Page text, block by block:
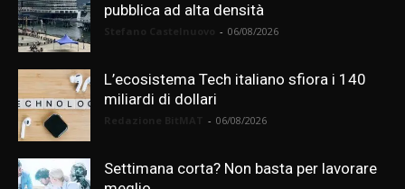
pubblica ad alta densità
- 06/08/2026
L’ecosistema Tech italiano sfiora i 140
miliardi di dollari
- 06/08/2026
Settimana corta? Non basta per lavorare